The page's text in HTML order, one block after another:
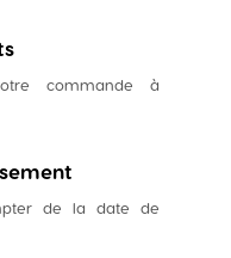
commande à
de la date de